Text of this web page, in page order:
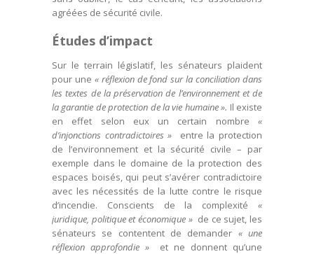
agréées de sécurité civile.
Études d’impact
Sur le terrain législatif, les sénateurs plaident
pour une « réflexion de fond sur la conciliation dans
les textes de la préservation de l’environnement et de
la garantie de protection de la vie humaine ». Il existe
en effet selon eux un certain nombre «
d’injonctions contradictoires » entre la protection
de l’environnement et la sécurité civile – par
exemple dans le domaine de la protection des
espaces boisés, qui peut s’avérer contradictoire
avec les nécessités de la lutte contre le risque
d’incendie. Conscients de la complexité «
juridique, politique et économique » de ce sujet, les
sénateurs se contentent de demander « une
réflexion approfondie » et ne donnent qu’une